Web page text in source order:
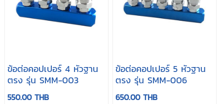
ข้อต่อคอปเปอร์ 4 หัวฐาน
ตรง รุ่น SMM-003
550.00 THB
ข้อต่อคอปเปอร์ 5 หัวฐาน
ตรง รุ่น SMM-006
650.00 THB